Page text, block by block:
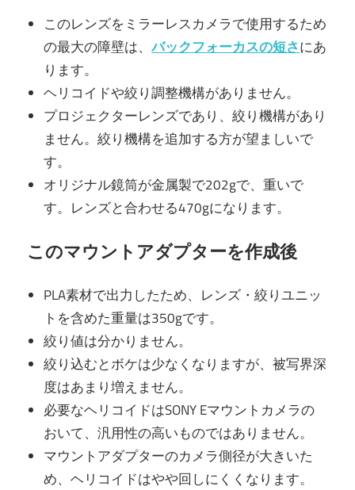
このレンズをミラーレスカメラで使用するため
の最大の障壁は、バックフォーカスの短さにあ
ります。
ヘリコイドや絞り調整機構がありません。
プロジェクターレンズであり、絞り機構があり
ません。絞り機構を追加する方が望ましいで
す。
オリジナル鏡筒が金属製で202gで、重いで
す。レンズと合わせる470gになります。
このマウントアダプターを作成後
PLA素材で出力したため、レンズ・絞りユニッ
トを含めた重量は350gです。
絞り値は分かりません。
絞り込むとボケは少なくなりますが、被写界深
度はあまり増えません。
必要なヘリコイドはSONY Eマウントカメラの
おいて、汎用性の高いものではありません。
マウントアダプターのカメラ側径が大きいた
め、ヘリコイドはやや回しにくくなります。